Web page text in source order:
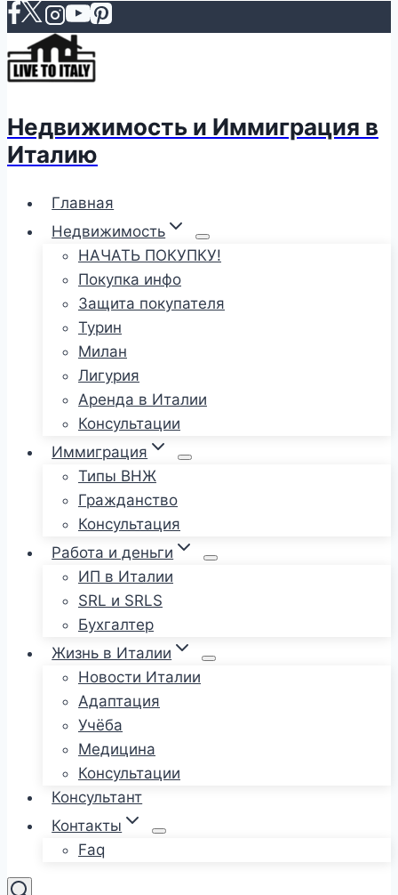
Недвижимость и Иммиграция в
Италию
Главная
Недвижимость
НАЧАТЬ ПОКУПКУ!
Покупка инфо
Защита покупателя
Турин
Милан
Лигурия
Аренда в Италии
Консультации
Иммиграция
Типы ВНЖ
Гражданство
Консультация
Работа и деньги
ИП в Италии
SRL и SRLS
Бухгалтер
Жизнь в Италии
Новости Италии
Адаптация
Учёба
Медицина
Консультации
Консультант
Контакты
Faq